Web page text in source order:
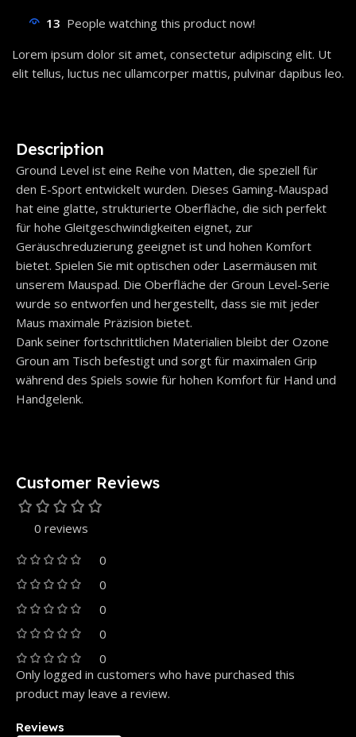
13 People watching this product now!
Lorem ipsum dolor sit amet, consectetur adipiscing elit. Ut
elit tellus, luctus nec ullamcorper mattis, pulvinar dapibus leo.
Description
Ground Level ist eine Reihe von Matten, die speziell für
den E-Sport entwickelt wurden. Dieses Gaming-Mauspad
hat eine glatte, strukturierte Oberfläche, die sich perfekt
für hohe Gleitgeschwindigkeiten eignet, zur
Geräuschreduzierung geeignet ist und hohen Komfort
bietet. Spielen Sie mit optischen oder Lasermäusen mit
unserem Mauspad. Die Oberfläche der Groun Level-Serie
wurde so entworfen und hergestellt, dass sie mit jeder
Maus maximale Präzision bietet.
Dank seiner fortschrittlichen Materialien bleibt der Ozone
Groun am Tisch befestigt und sorgt für maximalen Grip
während des Spiels sowie für hohen Komfort für Hand und
Handgelenk.
Customer Reviews
0 reviews
0
0
0
0
0
Reviews
Only logged in customers who have purchased this
product may leave a review.